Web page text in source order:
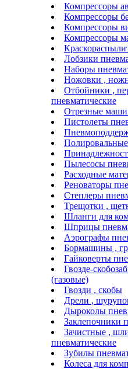
Компрессоры
Компрессоры
Компрессоры
Компрессоры
Лобзики
Наборы
Ножовки ,
Отбойники ,
пневматические
Отрезные
Пистолеты
Пылесосы
Расходные
Реноваторы
Степлеры
Трещотки ,
Шланги для
Шприцы
Аэрографы
Бормашины ,
Гайковерты
Гвозде-
(газовые)
Гвозди , скобы
Дрели ,
Дыроколы
Заклепочники
Зачистные ,
пневматические
Зубилы
Колеса для